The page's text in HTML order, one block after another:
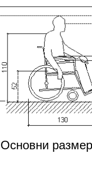
Основни